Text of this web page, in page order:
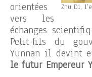
Zhu Di,
orientées
vers les
échanges
Petit-fils du
Yunnan il devint
le futur Empereur